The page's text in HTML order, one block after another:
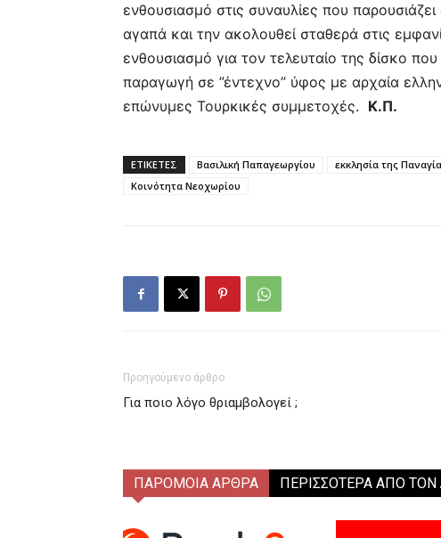
ενθουσιασμό στις συναυλίες που
αγαπά και την ακολουθεί σταθερά στις
ενθουσιασμό για τον τελευταίο της δίσκο
παραγωγή σε ”έντεχνο” ύφος με αρχαία
επώνυμες Τουρκικές συμμετοχές. Κ.Π.
ΕΤΙΚΕΤΕΣ Βασιλική Παπαγεωργίου εκκλησία της
Κοινότητα Νεοχωρίου
Προηγούμενο άρθρο
Για ποιο λόγο θριαμβολογεί ;
ΠΑΡΟΜΟΙΑ ΑΡΘΡΑ ΠΕΡΙΣΣΟΤΕΡΑ ΑΠΟ